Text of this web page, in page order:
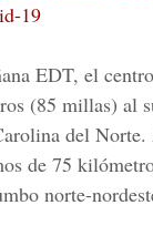
19
EDT, el
(85 millas) al
del
de 75
norte-